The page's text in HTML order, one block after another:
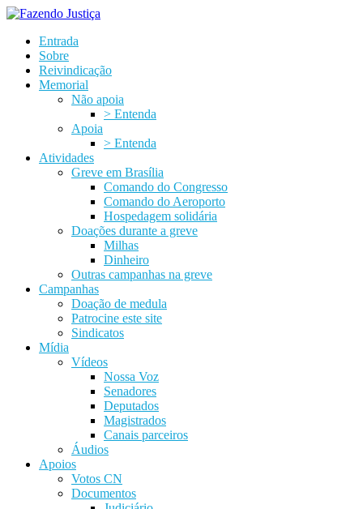
Entrada
Sobre
Reivindicação
Memorial
Não apoia
> Entenda
Apoia
> Entenda
Atividades
Greve em Brasília
Comando do Congresso
Comando do Aeroporto
Hospedagem solidária
Doações durante a greve
Milhas
Dinheiro
Outras campanhas na greve
Campanhas
Doação de medula
Patrocine este site
Sindicatos
Mídia
Vídeos
Nossa Voz
Senadores
Deputados
Magistrados
Canais parceiros
Áudios
Apoios
Votos CN
Documentos